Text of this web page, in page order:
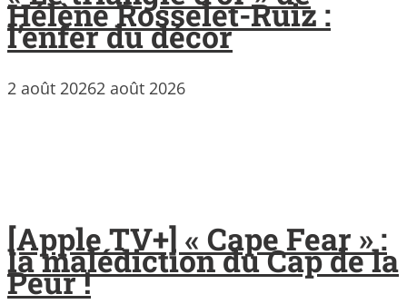
Hélène Rosselet-Ruiz :
l’enfer du décor
2 août 20262 août 2026
[Apple TV+] « Cape Fear » :
la malédiction du Cap de la
Peur !